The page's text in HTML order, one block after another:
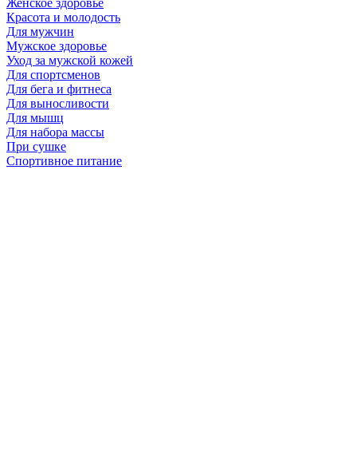
Красота и молодость
Для мужчин
Мужское здоровье
Уход за мужской кожей
Для спортсменов
Для бега и фитнеса
Для выносливости
Для мышц
Для набора массы
При сушке
Спортивное питание